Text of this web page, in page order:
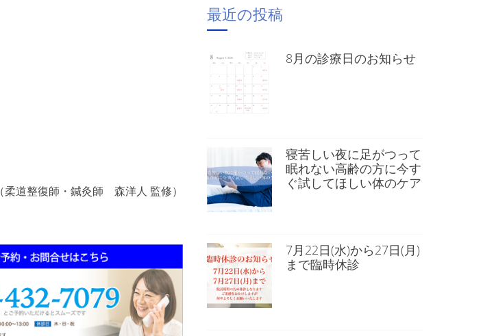
（柔道整復師・鍼灸師 森洋人 監修）
最近の投稿
8月の診療日のお知らせ
寝苦しい夜に足がつって
眠れない高齢の方に今す
ぐ試してほしい体のケア
7月22日(水)から27日(月)
まで臨時休診